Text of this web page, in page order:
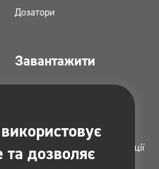
Дозатори
Завантажити
Каталоги продукції
Інструкція НАССР
Плани застосування продукції
дозволяє